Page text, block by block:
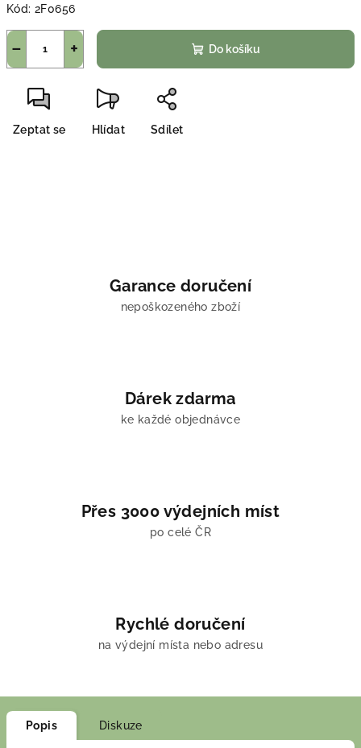
Kód: 2F0656
+
− Do košíku
Zeptat se Hlídat Sdílet
Garance doručení
nepoškozeného zboží
Dárek zdarma
ke každé objednávce
Přes 3000 výdejních míst
po celé ČR
Rychlé doručení
na výdejní místa nebo adresu
Popis Diskuze